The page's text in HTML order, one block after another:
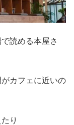
読める本屋さ
カフェに近いの
り